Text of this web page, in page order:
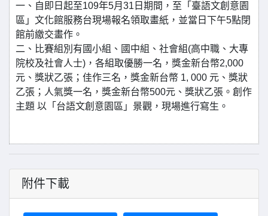
一、自即日起至109年5月31日期間，至「臺語文創意園
區」文化館服務台現場報名領取畫紙，並當日下午5點閉
館前繳交畫作。
二、比賽組別有國小組、國中組、社會組(高中職、大專
院校及社會人士)，各組取優勝一名，獎金新台幣2,000
元、獎狀乙張；佳作三名，獎金新台幣 1, 000 元、獎狀
乙張；人氣獎一名，獎金新台幣500元、獎狀乙張。創作
主題 以「台語文創意園區」景觀，現場進行寫生。
附件下載